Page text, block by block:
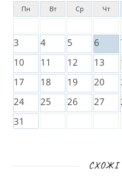
Пн Вт Ср Чт
3
4 5 6
10
11 12 13
17
18 19 20
24
25 26 27
31
СХОЖІ